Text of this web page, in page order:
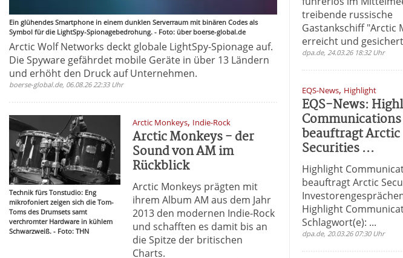
Ein glühendes Smartphone in einem dunklen Serverraum mit binären Codes als
Symbol für die LightSpy-Spionagebedrohung. - Foto: über boerse-global.de
Arctic Wolf Networks deckt globale LightSpy-Spionage auf.
Die Spyware gefährdet mobile Geräte in über 13 Ländern
und erhöht den Druck auf Unternehmen.
boerse-global.de, 06.08.26 22:33 Uhr
Technik fürs Tonstudio: Eng
mikrofoniert zeigen sich die Tom-
Toms des Drumsets samt
verchromter Hardware in kühlem
Schwarzweiß. - Foto: THN
Arctic Monkeys, Indie-Rock
Arctic Monkeys - der
Sound von AM im
Rückblick
Arctic Monkeys prägten mit
ihrem Album AM aus dem Jahr
2013 den modernen Indie-Rock
und schafften es damit bis an
die Spitze der britischen
Charts.
treibende russische
Gastankschiff "Arctic
erreicht und
dpa.de, 24.03.26 18:32 Uhr
EQS-News, Highlight
EQS-News:
Communications
beauftragt Arctic
Securities ...
Highlight
beauftragt Arctic
Highlight
Schlagwort(e): ...
dpa.de, 20.03.26 07:30 Uhr